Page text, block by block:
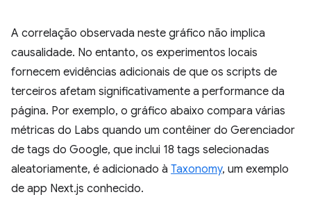
A correlação observada neste gráfico não implica
causalidade. No entanto, os experimentos locais
fornecem evidências adicionais de que os scripts de
terceiros afetam significativamente a performance da
página. Por exemplo, o gráfico abaixo compara várias
métricas do Labs quando um contêiner do Gerenciador
de tags do Google, que inclui 18 tags selecionadas
aleatoriamente, é adicionado à Taxonomy, um exemplo
de app Next.js conhecido.